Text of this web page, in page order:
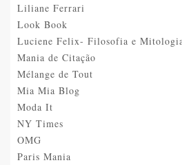
Liliane Ferrari
Look Book
Luciene Felix- Filosofia e
Mania de Citação
Mélange de Tout
Mia Mia Blog
Moda It
NY Times
OMG
Paris Mania